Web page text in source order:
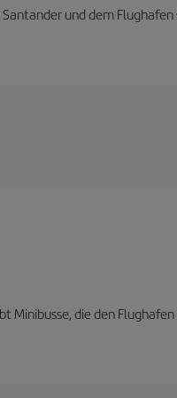
und dem
Minibusse, die den